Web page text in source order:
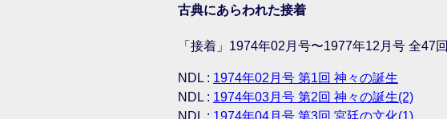
古典にあらわれた接着
「接着」1974年02月号〜1977年12月号 全47回
NDL : 1974年02月号 第1回 神々の誕生
NDL : 1974年03月号 第2回 神々の誕生(2)
NDL : 1974年04月号 第3回 宮廷の文化(1)